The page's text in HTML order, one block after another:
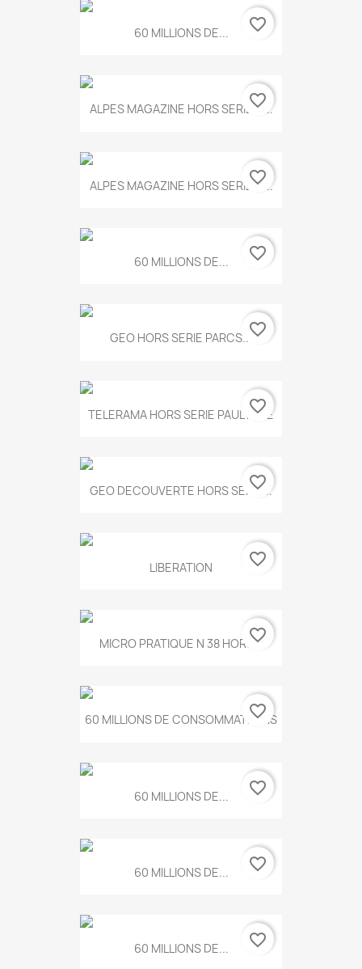
60 MILLIONS DE... favorite_border
ALPES MAGAZINE HORS SERIE N...
favorite_border
ALPES MAGAZINE HORS SERIE N...
favorite_border
60 MILLIONS DE... favorite_border
GEO HORS SERIE PARCS...favorite_border
TELERAMA HORS SERIE PAUL KLEE
favorite_border
GEO DECOUVERTE HORS SERIE...
favorite_border
LIBERATION favorite_border
MICRO PRATIQUE N 38 HORS...
favorite_border
60 MILLIONS DE CONSOMMATEURS
favorite_border
60 MILLIONS DE... favorite_border
60 MILLIONS DE... favorite_border
60 MILLIONS DE... favorite_border